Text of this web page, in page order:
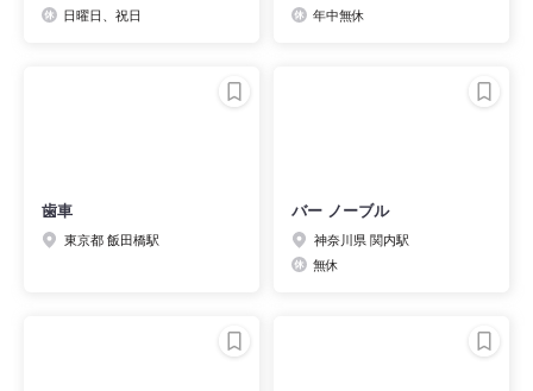
日曜日、祝日
年中無休
歯車
東京都 飯田橋駅
バー ノーブル
神奈川県 関内駅
無休